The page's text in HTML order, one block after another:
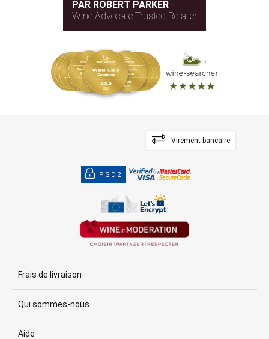
PAR ROBERT PARKER
Wine Advocate Trusted Retailer
Virement bancaire
PSD2
Frais de livraison
Qui sommes-nous
Aide